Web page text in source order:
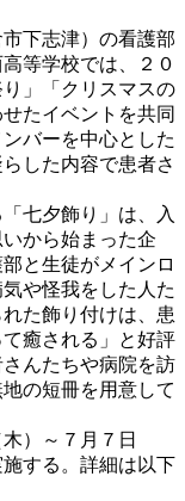
下志津）の看護部
等学校では、２０
」「クリスマスの
たイベントを共同
バーを中心とした
した内容で患者さ
七夕飾り」は、入
から始まった企
と生徒がメインロ
や怪我をした人た
た飾り付けは、患
癒される」と好評
んたちや病院を訪
の短冊を用意して
）～７月７日
する。詳細は以下